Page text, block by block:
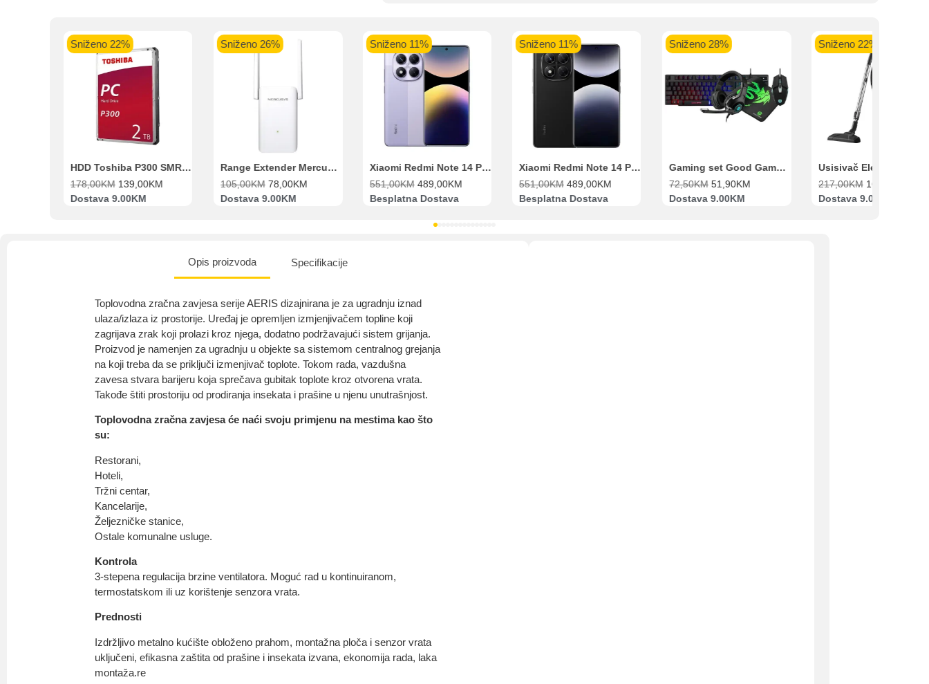
Sniženo 22%
HDD Toshiba P300 SMR 3.5″ 2TB SATA III
178,00KM 139,00KM
Dostava 9.00KM
Sniženo 26%
Range Extender Mercusys AX3000 ME80X Wi-Fi 6
105,00KM 78,00KM
Dostava 9.00KM
Sniženo 11%
Xiaomi Redmi Note 14 Pro 8GB 256GB Ljubičasti
551,00KM 489,00KM
Besplatna Dostava
Sniženo 11%
Xiaomi Redmi Note 14 Pro 8GB 256GB Crni
551,00KM 489,00KM
Besplatna Dostava
Sniženo 28%
Gaming set Good Game Tastatura, Miš, Slušalice i podloga za miš
72,50KM 51,90KM
Dostava 9.00KM
Sniženo 22%
217,00KM 169,00
Dostava 9.00KM
Opis proizvoda Specifikacije
Toplovodna zračna zavjesa serije AERIS dizajnirana je za ugradnju iznad
ulaza/izlaza iz prostorije. Uređaj je opremljen izmjenjivačem topline koji
zagrijava zrak koji prolazi kroz njega, dodatno podržavajući sistem grijanja.
Proizvod je namenjen za ugradnju u objekte sa sistemom centralnog grejanja
na koji treba da se priključi izmenjivač toplote. Tokom rada, vazdušna
zavesa stvara barijeru koja sprečava gubitak toplote kroz otvorena vrata.
Takođe štiti prostoriju od prodiranja insekata i prašine u njenu unutrašnjost.
Toplovodna zračna zavjesa će naći svoju primjenu na mestima kao što
su:
Restorani,
Hoteli,
Tržni centar,
Kancelarije,
Željezničke stanice,
Ostale komunalne usluge.
Kontrola
3-stepena regulacija brzine ventilatora. Moguć rad u kontinuiranom,
termostatskom ili uz korištenje senzora vrata.
Prednosti
Izdržljivo metalno kućište obloženo prahom, montažna ploča i senzor vrata
uključeni, efikasna zaštita od prašine i insekata izvana, ekonomija rada, laka
montaža.re